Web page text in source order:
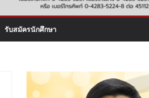
รับสมัครนักศึกษา